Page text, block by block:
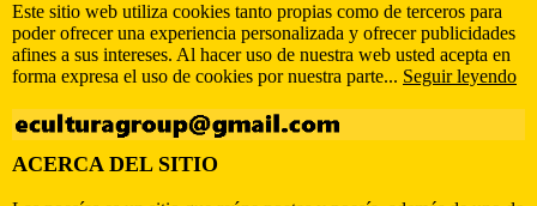
Este sitio web utiliza cookies tanto propias como de terceros para
poder ofrecer una experiencia personalizada y ofrecer publicidades
afines a sus intereses. Al hacer uso de nuestra web usted acepta en
forma expresa el uso de cookies por nuestra parte... Seguir leyendo
ACERCA DEL SITIO